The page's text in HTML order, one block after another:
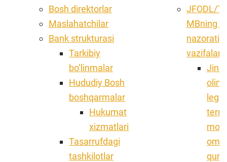
Bosh direktorlar
Maslahatchilar
Bank strukturasi
Tarkibiy
bo‘linmalar
Hududiy Bosh
boshqarmalar
Hukumat
xizmatlari
Tasarrufdagi
tashkilotlar
JFODL/
MBning
nazorati
vazifalari